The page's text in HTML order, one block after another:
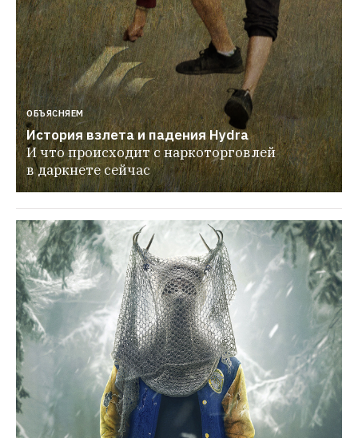
ОБЪЯСНЯЕМ
История взлета и падения Hydra
И что происходит с наркоторговлей
в даркнете сейчас